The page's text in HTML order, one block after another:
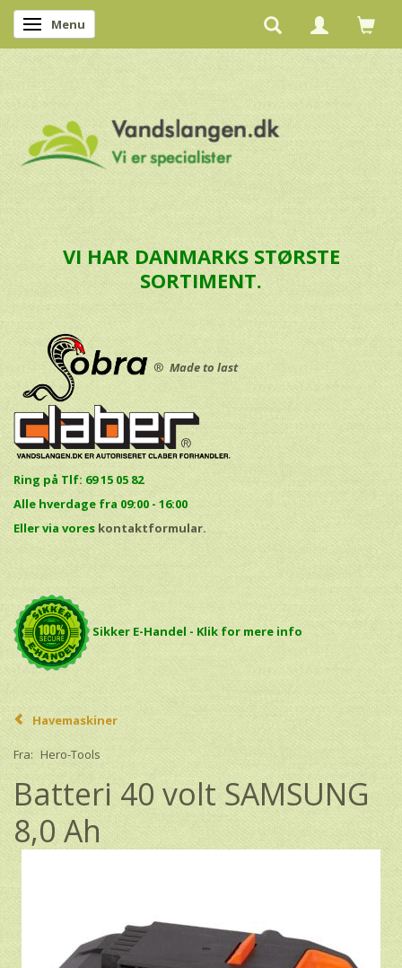
Skifte navigation
Menu
VI HAR DANMARKS STØRSTE
SORTIMENT.
® Made to last
Ring på Tlf: 69 15 05 82
Alle hverdage fra 09:00 - 16:00
Eller via vores kontaktformular.
Sikker E-Handel - Klik for mere info
Havemaskiner
Fra: Hero-Tools
Batteri 40 volt SAMSUNG
8,0 Ah